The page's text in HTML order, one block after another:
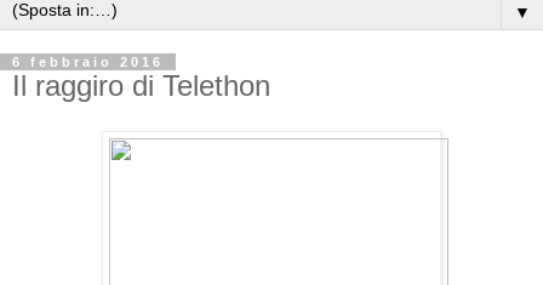
▼
6 febbraio 2016
Il raggiro di Telethon